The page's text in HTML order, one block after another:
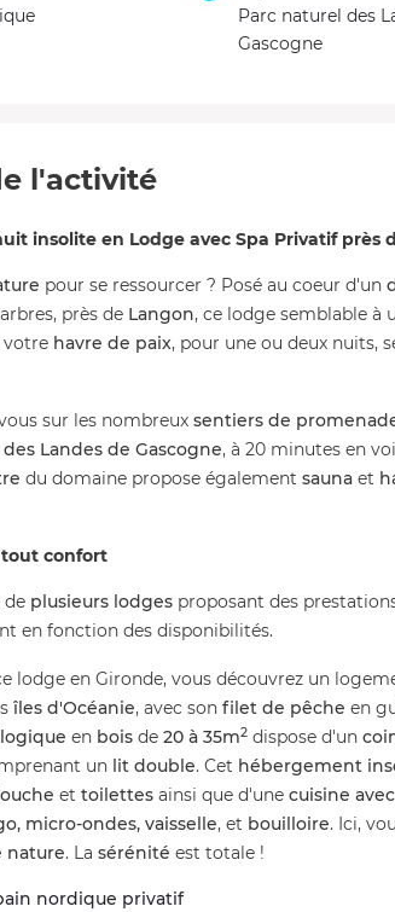
Parc naturel des
Gascogne
l'activité
insolite en Lodge avec Spa Privatif près
pour se ressourcer ? Posé au coeur d'un
près de Langon, ce lodge semblable à
votre havre de paix, pour une ou deux nuits,
sur les nombreux sentiers de
Landes de Gascogne, à 20 minutes en
du domaine propose également sauna et
confort
de plusieurs lodges proposant des
en fonction des disponibilités.
lodge en Gironde, vous découvrez un
îles d'Océanie, avec son filet de pêche en
en bois de 20 à 35m2 dispose d'un
un lit double. Cet hébergement
et toilettes ainsi que d'une cuisine
micro-ondes, vaisselle, et bouilloire. Ici,
nature. La sérénité est totale !
nordique privatif